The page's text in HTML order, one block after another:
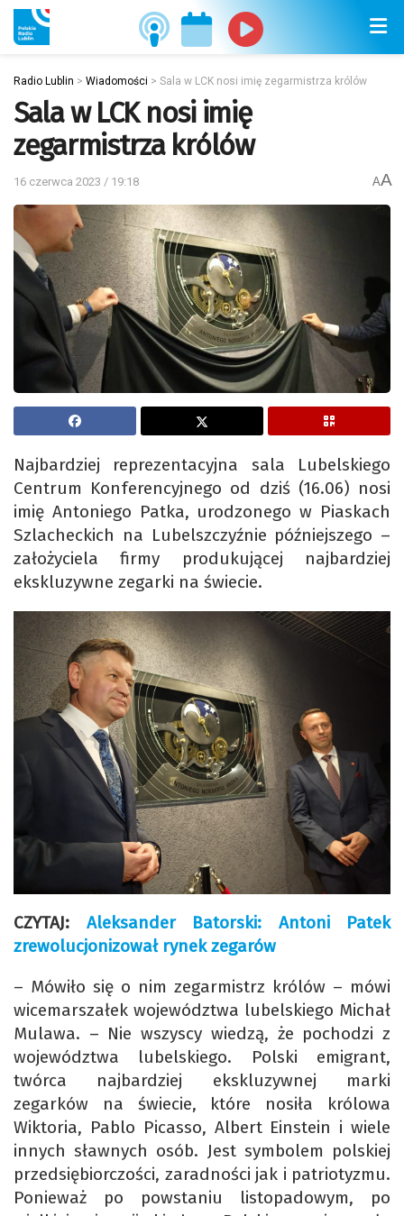
Radio Lublin > Wiadomości > Sala w LCK nosi imię zegarmistrza królów
Sala w LCK nosi imię
zegarmistrza królów
16 czerwca 2023 / 19:18 AA
Najbardziej reprezentacyjna sala Lubelskiego
Centrum Konferencyjnego od dziś (16.06) nosi
imię Antoniego Patka, urodzonego w Piaskach
Szlacheckich na Lubelszczyźnie późniejszego –
założyciela firmy produkującej najbardziej
ekskluzywne zegarki na świecie.
CZYTAJ: Aleksander Batorski: Antoni Patek
zrewolucjonizował rynek zegarów
– Mówiło się o nim zegarmistrz królów – mówi
wicemarszałek województwa lubelskiego Michał
Mulawa. – Nie wszyscy wiedzą, że pochodzi z
województwa lubelskiego. Polski emigrant,
twórca najbardziej ekskluzywnej marki
zegarków na świecie, które nosiła królowa
Wiktoria, Pablo Picasso, Albert Einstein i wiele
innych sławnych osób. Jest symbolem polskiej
przedsiębiorczości, zaradności jak i patriotyzmu.
Ponieważ po powstaniu listopadowym, po